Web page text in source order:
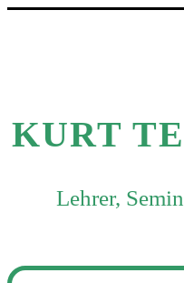
KURT
Lehrer,